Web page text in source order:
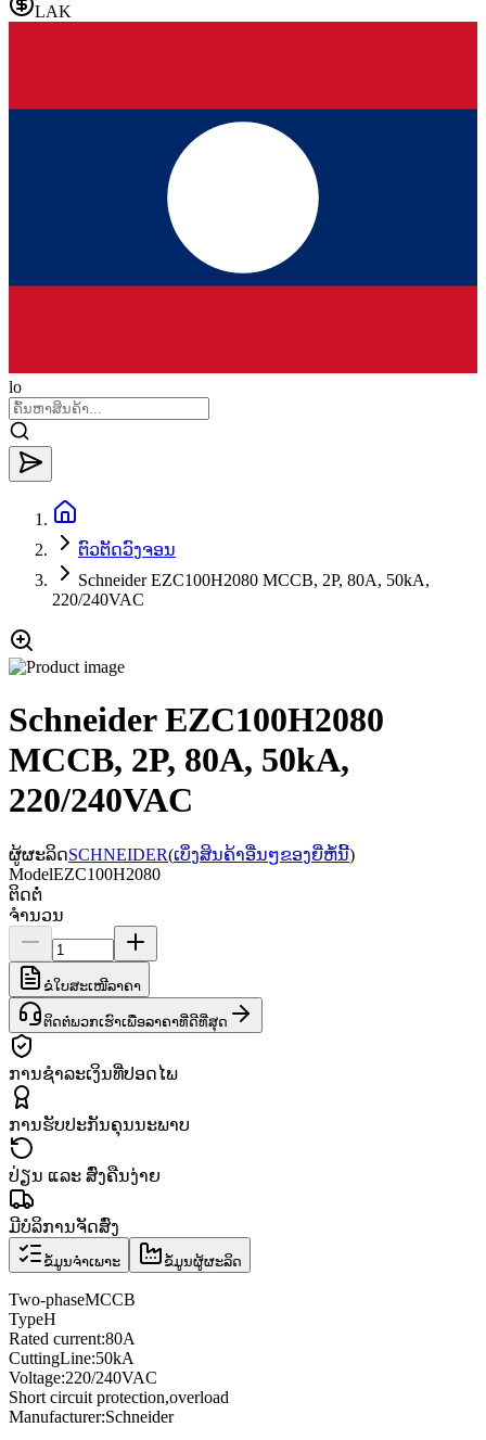
LAK
lo
ຕົວຕັດວົງຈອນ
Schneider EZC100H2080 MCCB, 2P, 80A, 50kA,
220/240VAC
Schneider EZC100H2080
MCCB, 2P, 80A, 50kA,
220/240VAC
ຜູ້ຜະລິດSCHNEIDER(ເບິ່ງສິນຄ້າອື່ນໆຂອງຍີ່ຫໍ້ນີ້)
ModelEZC100H2080
ຕິດຕໍ່
ຈຳນວນ
ຂໍໃບສະເໜີລາຄາ
ຕິດຕໍ່ພວກເຮົາເພື່ອລາຄາທີ່ດີທີ່ສຸດ
ການຊຳລະເງິນທີ່ປອດໄພ
ການຮັບປະກັນຄຸນນະພາບ
ປ່ຽນ ແລະ ສົ່ງຄືນງ່າຍ
ມີບໍລິການຈັດສົ່ງ
ຂໍ້ມູນຈຳເພາະ ຂໍ້ມູນຜູ້ຜະລິດ
Two-phaseMCCB
TypeH
Rated current:80A
CuttingLine:50kA
Voltage:220/240VAC
Short circuit protection,overload
Manufacturer:Schneider